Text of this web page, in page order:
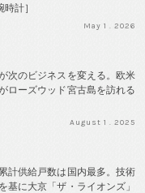
計］
May 1 . 2026
次のビジネスを変える。欧米
ローズウッド宮古島を訪れる
August 1 . 2025
計供給戸数は国内最多。技術
基に大京「ザ・ライオンズ」